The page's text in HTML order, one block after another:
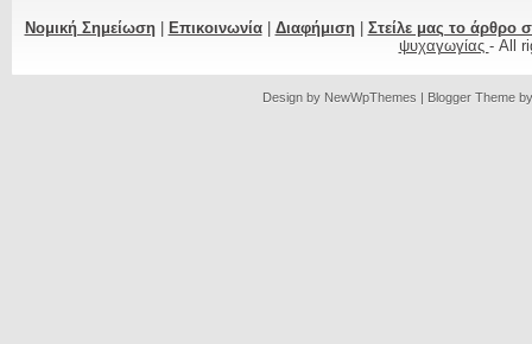
Νομική Σημείωση| Επικοινωνία| Διαφήμιση| Στείλε μας το άρθρο
ψυχαγωγίας - All
Design by NewWpThemes | Blogger Theme